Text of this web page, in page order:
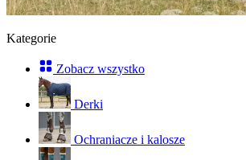
Kategorie
Zobacz wszystko
Derki
Ochraniacze i kalosze